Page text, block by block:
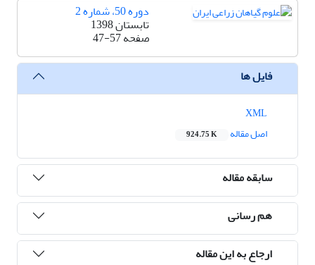
دوره 50، شماره 2
تابستان 1398
صفحه47-57
فایل ها
اصل مقاله
924.75 K
سابقه مقاله
هم رسانی
ارجاع به این مقاله